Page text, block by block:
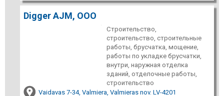
Digger AJM, ООО
Строительство,
строительство, строительные
работы, брусчатка, мощение,
работы по укладке брусчатки,
внутри, наружная отделка
зданий, отделочные работы,
строительство
Vaidavas 7-34, Valmiera, Valmieras nov. LV-4201